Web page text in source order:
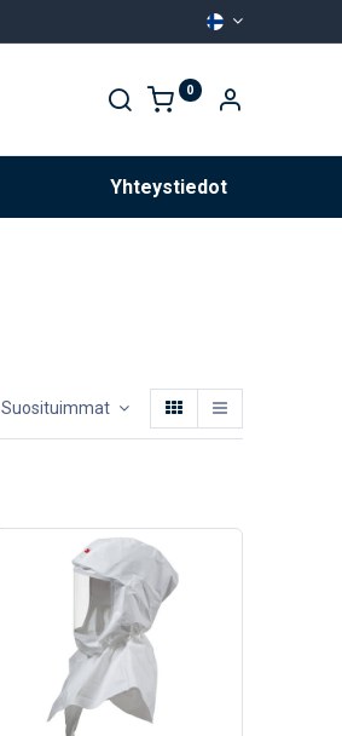
0
Yhteystiedot
Suosituimmat